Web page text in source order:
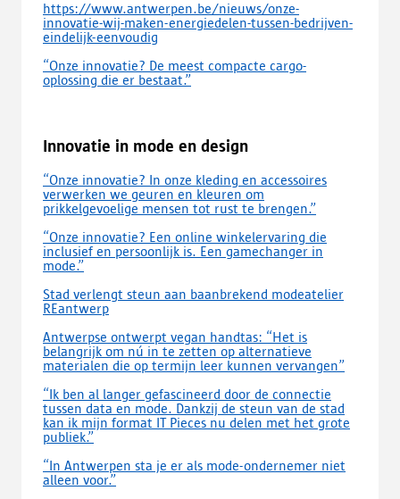
https://www.antwerpen.be/nieuws/onze-
innovatie-wij-maken-energiedelen-tussen-bedrijven-
eindelijk-eenvoudig
“Onze innovatie? De meest compacte cargo-
oplossing die er bestaat.”
Innovatie in mode en design
“Onze innovatie? In onze kleding en accessoires
verwerken we geuren en kleuren om
prikkelgevoelige mensen tot rust te brengen.”
“Onze innovatie? Een online winkelervaring die
inclusief en persoonlijk is. Een gamechanger in
mode.”
Stad verlengt steun aan baanbrekend modeatelier
REantwerp
Antwerpse ontwerpt vegan handtas: “Het is
belangrijk om nú in te zetten op alternatieve
materialen die op termijn leer kunnen vervangen”
“Ik ben al langer gefascineerd door de connectie
tussen data en mode. Dankzij de steun van de stad
kan ik mijn format IT Pieces nu delen met het grote
publiek.”
“In Antwerpen sta je er als mode-ondernemer niet
alleen voor.”